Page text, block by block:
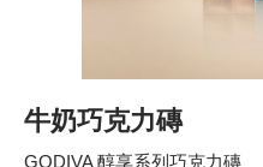
牛奶巧克力磚
GODIVA 醇享系列巧克力磚